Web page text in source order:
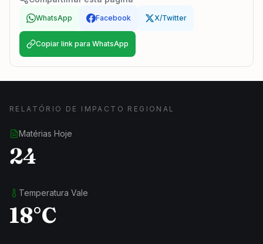
WhatsApp Facebook X/Twitter
Copiar link para WhatsApp
RELATÓRIO DE IMPACTO REGIONAL
Matérias Hoje
24
Temperatura Vale
18°C